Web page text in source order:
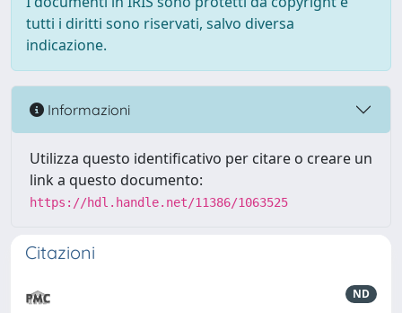
tutti i diritti sono riservati, salvo diversa
indicazione.
Informazioni
Utilizza questo identificativo per citare o creare un
link a questo documento:
https://hdl.handle.net/11386/1063525
Citazioni
ND